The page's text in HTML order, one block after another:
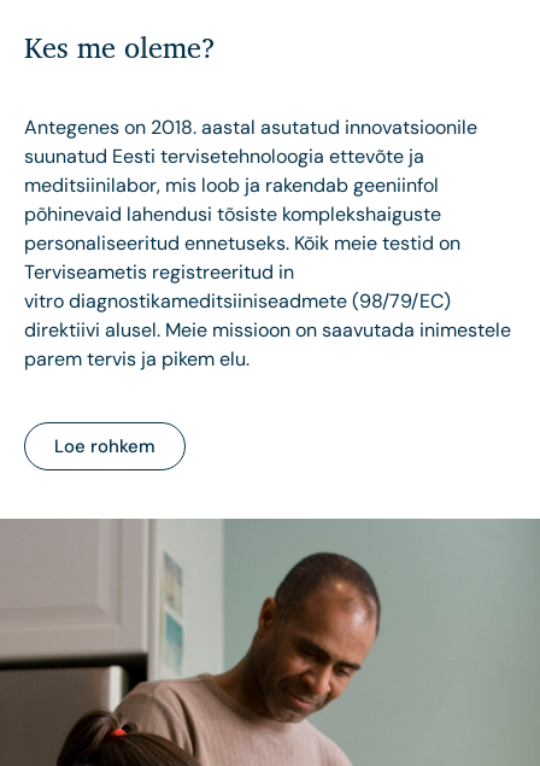
Kes me oleme?
Antegenes on 2018. aastal asutatud innovatsioonile
suunatud Eesti tervisetehnoloogia ettevõte ja
meditsiinilabor, mis loob ja rakendab geeniinfol
põhinevaid lahendusi tõsiste komplekshaiguste
personaliseeritud ennetuseks. Kõik meie testid on
Terviseametis registreeritud in
vitro diagnostikameditsiiniseadmete (98/79/EC)
direktiivi alusel. Meie missioon on saavutada inimestele
parem tervis ja pikem elu.
Loe rohkem